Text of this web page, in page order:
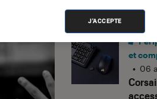
et
• 06
J'ACCEPTE